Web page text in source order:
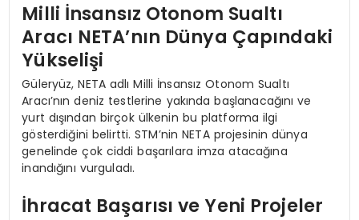
Milli İnsansız Otonom Sualtı
Aracı NETA’nın Dünya Çapındaki
Yükselişi
Güleryüz, NETA adlı Milli İnsansız Otonom Sualtı
Aracı’nın deniz testlerine yakında başlanacağını ve
yurt dışından birçok ülkenin bu platforma ilgi
gösterdiğini belirtti. STM’nin NETA projesinin dünya
genelinde çok ciddi başarılara imza atacağına
inandığını vurguladı.
İhracat Başarısı ve Yeni Projeler